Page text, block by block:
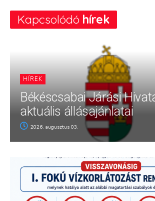
Kapcsolódó hírek
HÍREK
Békéscsabai Járási
aktuális állásajánlatai
2026. augusztus 03.